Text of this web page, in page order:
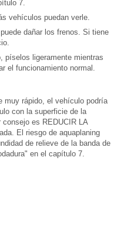
7.
vehículos puedan verle.
dañar los frenos. Si tiene
píselos ligeramente mientras
el funcionamiento normal.
muy rápido, el vehículo podría
con la superficie de la
es REDUCIR LA
El riesgo de aquaplaning
de relieve de la banda de
en el capítulo 7.